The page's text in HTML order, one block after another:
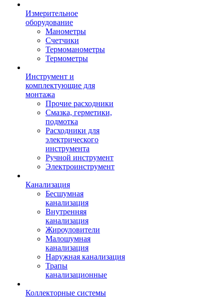
Измерительное
оборудование
Манометры
Счетчики
Термоманометры
Термометры
Инструмент и
комплектующие для
монтажа
Прочие расходники
Смазка, герметики,
подмотка
Расходники для
электрического
инструмента
Ручной инструмент
Электроинструмент
Канализация
Бесшумная
канализация
Внутренняя
канализация
Жироуловители
Малошумная
канализация
Наружная канализация
Трапы
канализационные
Коллекторные системы